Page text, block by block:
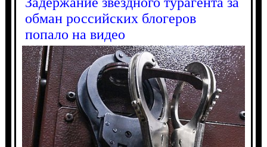
обман российских блогеров
попало на видео